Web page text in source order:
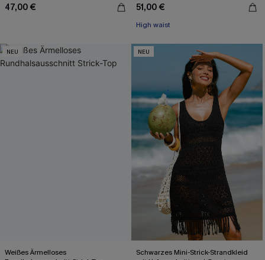
47,00 € 51,00 €
High waist
NEU
Weißes Ärmelloses
NEU
Schwarzes Mini-Strick-Strandkleid